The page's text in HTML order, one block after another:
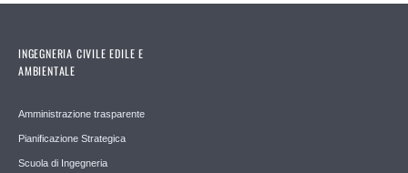
INGEGNERIA CIVILE EDILE E
AMBIENTALE
Amministrazione trasparente
Pianificazione Strategica
Scuola di Ingegneria